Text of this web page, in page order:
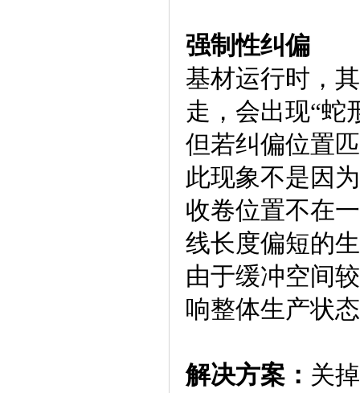
强制性纠偏
基材运行时，
走，会出现“蛇
但若纠偏位置
此现象不是因
收卷位置不在
线长度偏短的
由于缓冲空间
响整体生产状
解决方案： 关